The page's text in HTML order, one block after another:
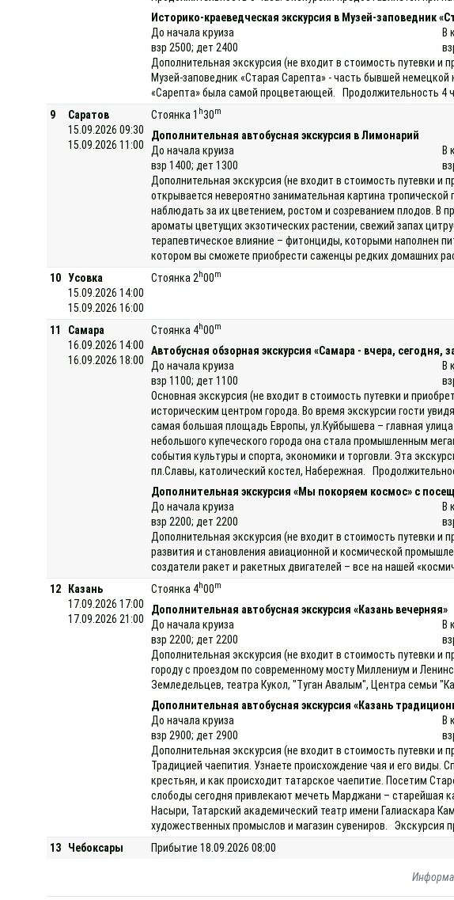
Историко-краеведческая экскурсия в Музей-заповедник
До начала круиза
взр 2500; дет 2400
В
Дополнительная экскурсия (не входит в стоимость путевки и
Музей-заповедник «Старая Сарепта» - часть бывшей немецкой
«Сарепта» была самой процветающей. Продолжительность 4
9
Саратов
15.09.2026 09:30
15.09.2026 11:00
Стоянка 1 h30m
Дополнительная автобусная экскурсия в Лимонарий
До начала круиза
взр 1400; дет 1300
В
Дополнительная экскурсия (не входит в стоимость путевки и
открывается невероятно занимательная картина
наблюдать за их цветением, ростом и созреванием плодов. В
ароматы цветущих экзотических растении, свежий запах
терапевтическое влияние – фитонциды, которыми наполнен
котором вы сможете приобрести саженцы редких домашних
10 Усовка
15.09.2026 14:00
15.09.2026 16:00
Стоянка 2 h00m
11
Самара
16.09.2026 14:00
16.09.2026 18:00
Стоянка 4h00m
Автобусная обзорная экскурсия «Самара - вчера, сегодня,
До начала круиза
взр 1100; дет 1100
В
Основная экскурсия (не входит в стоимость путевки и
историческим центром города. Во время экскурсии гости
самая большая площадь Европы, ул.Куйбышева – главная
небольшого купеческого города она стала промышленным
события культуры и спорта, экономики и торговли. Эта
пл.Славы, католический костел, Набережная.
Дополнительная экскурсия «Мы покоряем космос» с
До начала круиза
взр 2200; дет 2200
В
Дополнительная экскурсия (не входит в стоимость путевки и
развития и становления авиационной и космической
создатели ракет и ракетных двигателей – все на нашей
12
Казань
17.09.2026 17:00
17.09.2026 21:00
Стоянка 4h00m
Дополнительная автобусная экскурсия «Казань вечерняя»
До начала круиза
взр 2200; дет 2200
В
Дополнительная экскурсия (не входит в стоимость путевки и
городу с проездом по современному мосту Миллениум и
Земледельцев, театра Кукол, "Туган Авалым", Центра семьи
Дополнительная автобусная экскурсия «Казань
До начала круиза
взр 2900; дет 2900
В
Дополнительная экскурсия (не входит в стоимость путевки и
Традицией чаепития. Узнаете происхождение чая и его виды.
крестьян, и как происходит татарское чаепитие. Посетим
слободы сегодня привлекают мечеть Марджани – старейшая
Насыри, Татарский академический театр имени Галиаскара
художественных промыслов и магазин сувениров. Экскурсия
13
Чебоксары Прибытие 18.09.2026 08:00